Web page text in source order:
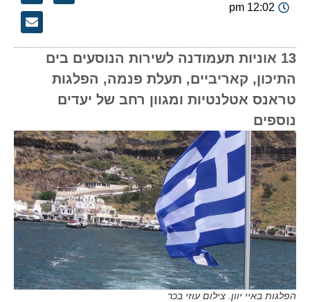
12:02 pm
13 אוניות תעמודנה לשירות הנוסעים בים
התיכון, קאריביים, תעלת פנמה, הפלגות
טראנס אטלנטיות ומגוון רחב של יעדים
נוספים
הפלגות באיי יוון. צילום עוזי בכר